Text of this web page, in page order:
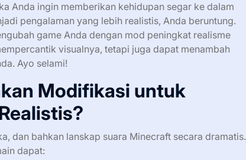
Anda ingin memberikan kehidupan segar ke dalam
pengalaman yang lebih realistis, Anda beruntung.
game Anda dengan mod peningkat realisme
visualnya, tetapi juga dapat menambah
Ayo selami!
Modifikasi untuk
dan bahkan lanskap suara Minecraft secara dramatis.
dapat: